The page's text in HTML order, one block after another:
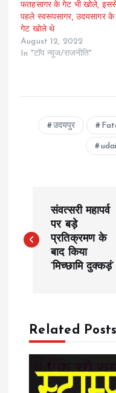
फतहसागर के गेट भी खोले,
पहले स्वरूपसागर, उदयसागर के
गेट खोले थे
August 12, 2022
In "टॉप न्यूज/राजनीति"
उदयपुर
o
n
a
संवत्सरी महापर्व
पर बड़े
प्रतिक्रमण के
बाद किया
‘मिच्छामि दुक्कड़ं’
Related Posts